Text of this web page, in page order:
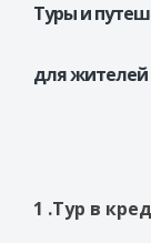
Туры и
для жителей
1 .Тур в